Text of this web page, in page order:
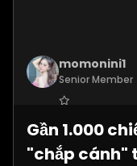
momonini1
Senior Member
Posts:5399
Gần 1.000
"chắp cánh"